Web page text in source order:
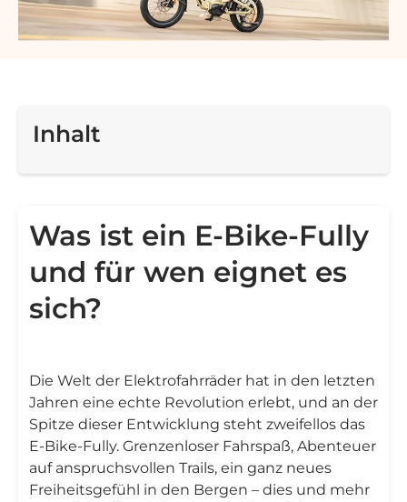
Inhalt
Was ist ein E-Bike-Fully
und für wen eignet es
sich?
Die Welt der Elektrofahrräder hat in den letzten
Jahren eine echte Revolution erlebt, und an der
Spitze dieser Entwicklung steht zweifellos das
E-Bike-Fully. Grenzenloser Fahrspaß, Abenteuer
auf anspruchsvollen Trails, ein ganz neues
Freiheitsgefühl in den Bergen – dies und mehr